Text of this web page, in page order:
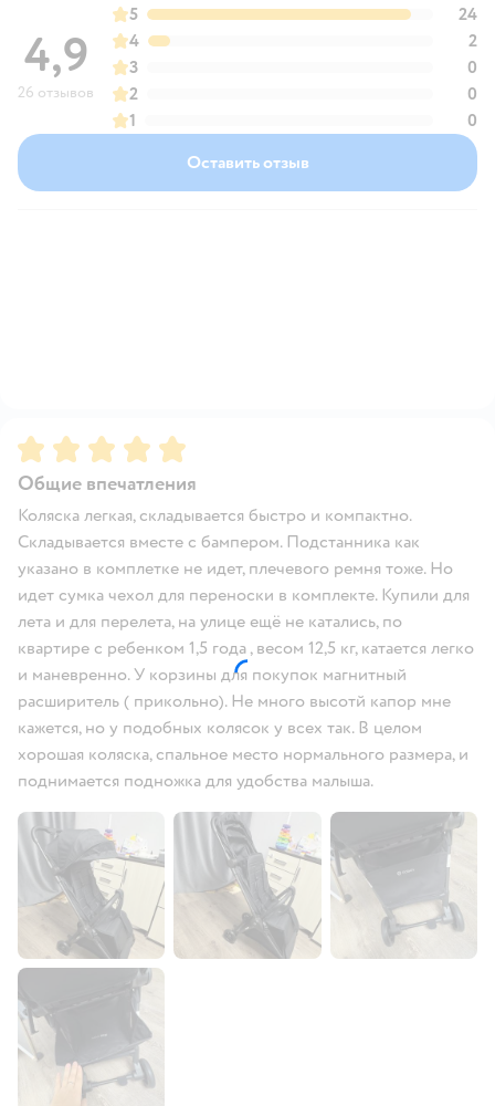
4,9
26 отзывов
5
24
4
2
3
0
2
0
1
0
Оставить отзыв
Рейтинг:5
Общие впечатления
Коляска легкая, складывается быстро и компактно.
Складывается вместе с бампером. Подстанника как
указано в комплетке не идет, плечевого ремня тоже. Но
идет сумка чехол для переноски в комплекте. Купили для
лета и для перелета, на улице ещё не катались, по
квартире с ребенком 1,5 года , весом 12,5 кг, катается легко
и маневренно. У корзины для покупок магнитный
расширитель ( прикольно). Не много высотй капор мне
кажется, но у подобных колясок у всех так. В целом
хорошая коляска, спальное место нормального размера, и
поднимается подножка для удобства малыша.